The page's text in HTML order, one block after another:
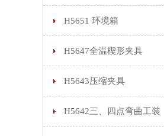
H5651 环境箱
H5647全温楔形夹具
H5643压缩夹具
H5642三、四点弯曲工装